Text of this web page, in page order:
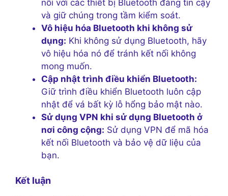
nối với các thiết bị Bluetooth đáng tin cậy
và giữ chúng trong tầm kiểm soát.
Vô hiệu hóa Bluetooth khi không sử
dụng: Khi không sử dụng Bluetooth, hãy
vô hiệu hóa nó để tránh kết nối không
mong muốn.
Cập nhật trình điều khiển Bluetooth:
Giữ trình điều khiển Bluetooth luôn cập
nhật để vá bất kỳ lỗ hổng bảo mật nào.
Sử dụng VPN khi sử dụng Bluetooth ở
nơi công cộng: Sử dụng VPN để mã hóa
kết nối Bluetooth và bảo vệ dữ liệu của
bạn.
Kết luận